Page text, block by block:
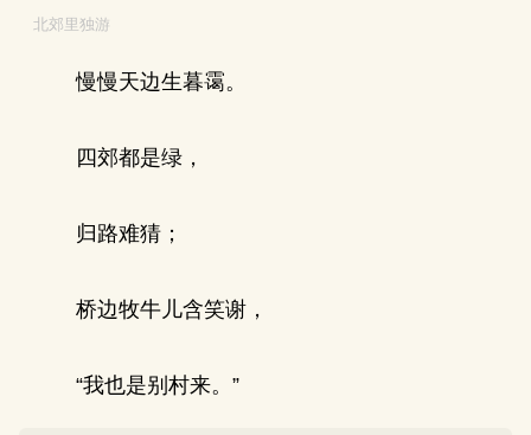
北郊里独游
慢慢天边生暮霭。
四郊都是绿，
归路难猜；
桥边牧牛儿含笑谢，
“我也是别村来。”